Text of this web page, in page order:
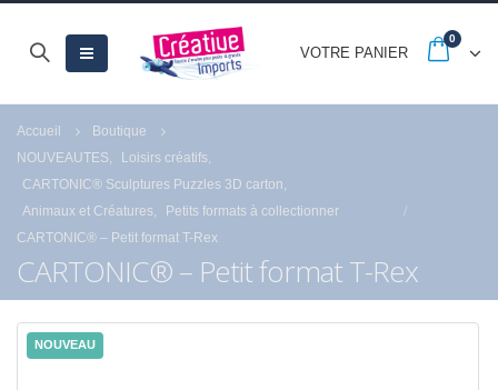
VOTRE PANIER
0
Accueil
Boutique
NOUVEAUTES
Loisirs créatifs
CARTONIC® Sculptures Puzzles 3D carton
Animaux et Créatures
Petits formats à collectionner
CARTONIC® – Petit format T-Rex
CARTONIC® – Petit format T-Rex
NOUVEAU